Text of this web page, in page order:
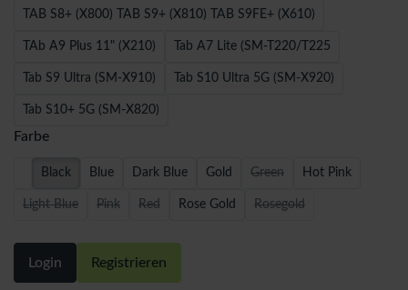
TAB S8+ (X800) TAB S9+ (X810) TAB S9FE+ (X610)
TAb A9 Plus 11" (X210) Tab A7 Lite (SM-T220/T225
Tab S9 Ultra (SM-X910) Tab S10 Ultra 5G (SM-X920)
Tab S10+ 5G (SM-X820)
Farbe
Black Blue Dark Blue Gold Green Hot Pink
Light Blue Pink Red Rose Gold Rosegold
Login Registrieren